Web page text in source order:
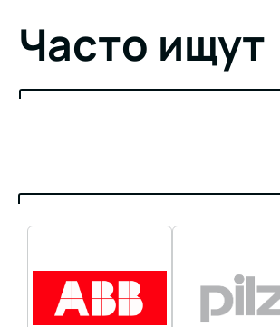
Часто ищут